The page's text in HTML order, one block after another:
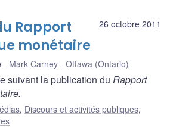
26 octobre 2011
Rapport
monétaire
Mark Carney Ottawa (Ontario)
suivant la publication du Rapport
, Discours et activités publiques,